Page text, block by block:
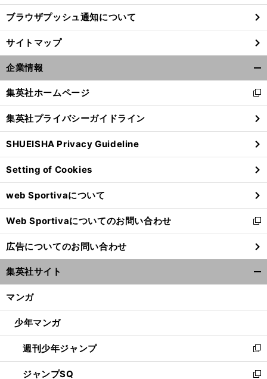
ブラウザプッシュ通知について
サイトマップ
企業情報
閉
る
集英社ホームページ
新
し
い
ウ
ィ
ン
ド
ウ
で
開
く
集英社プライバシーガイドライン
SHUEISHA Privacy Guideline
Setting of Cookies
web Sportivaについて
Web Sportivaについてのお問い合わせ
新
し
い
ウ
ィ
ン
ウ
開
く
広告についてのお問い合わせ
集英社サイト
マンガ
少年マンガ
週刊少年ジャンプ
新
し
い
ジャンプSQ
新